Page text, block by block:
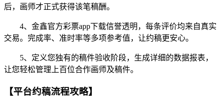
后，画师才正式获得该笔稿酬。
4、金鑫官方彩票app下载信誉透明，每条评价均来自真实
交易。完成率、准时率等多项参考值，让约稿更安心。
5、定义您独有的稿件验收阶段，生成详细的数据报表，
让您轻松管理上百位合作画师及稿件。
【平台约稿流程攻略】